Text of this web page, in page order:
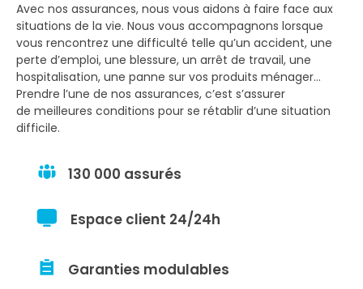
Avec nos assurances, nous vous aidons à faire face aux
situations de la vie. Nous vous accompagnons lorsque
vous rencontrez une difficulté telle qu’un accident, une
perte d’emploi, une blessure, un arrêt de travail, une
hospitalisation, une panne sur vos produits ménager…
Prendre l’une de nos assurances, c’est s’assurer
de meilleures conditions pour se rétablir d’une situation
difficile.
130 000 assurés
Espace client 24/24h
Garanties modulables